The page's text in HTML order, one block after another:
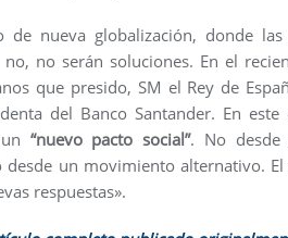
de nueva globalización, donde
no serán soluciones. En el
que presido, SM el Rey de
del Banco Santander. En
“nuevo pacto social”. No desde
desde un movimiento alternativo.
respuestas».